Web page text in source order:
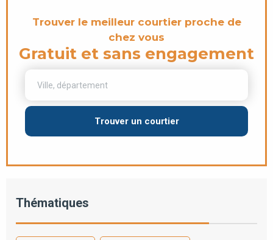
Trouver le meilleur courtier proche de
chez vous
Gratuit et sans engagement
Trouver un courtier
Thématiques